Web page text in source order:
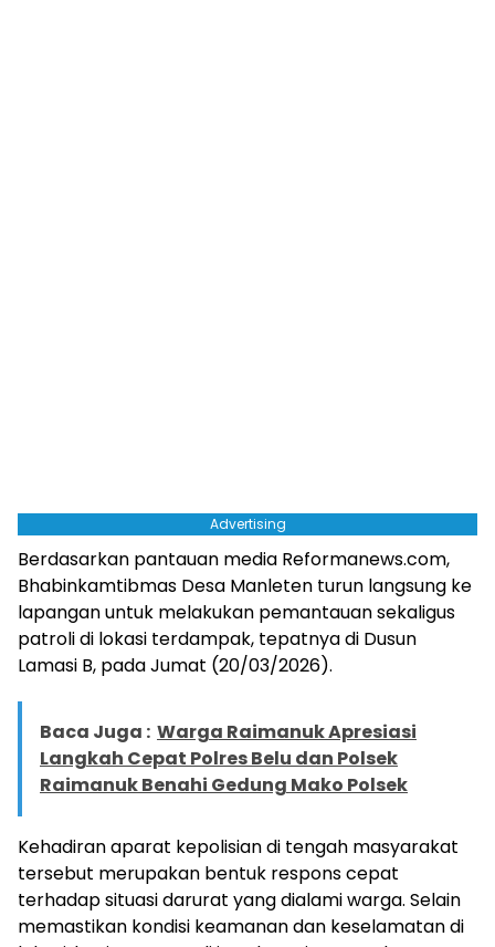
Advertising
Berdasarkan pantauan media Reformanews.com,
Bhabinkamtibmas Desa Manleten turun langsung ke
lapangan untuk melakukan pemantauan sekaligus
patroli di lokasi terdampak, tepatnya di Dusun
Lamasi B, pada Jumat (20/03/2026).
Baca Juga : Warga Raimanuk Apresiasi
Langkah Cepat Polres Belu dan Polsek
Raimanuk Benahi Gedung Mako Polsek
Kehadiran aparat kepolisian di tengah masyarakat
tersebut merupakan bentuk respons cepat
terhadap situasi darurat yang dialami warga. Selain
memastikan kondisi keamanan dan keselamatan di